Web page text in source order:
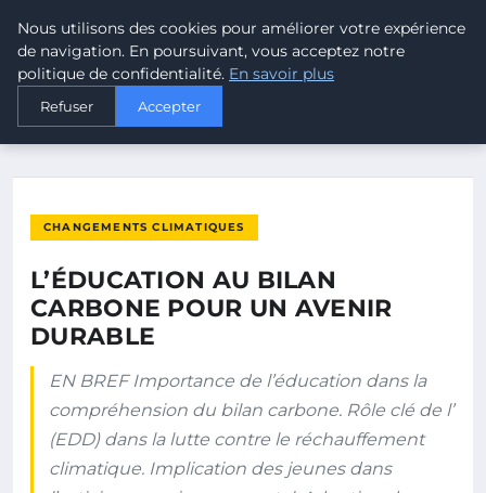
MALTA CLIMATE
ACCUEIL
L’ÉDUCATION AU BILAN CARBONE POUR UN AVENIR DURABLE
CHANGEMENTS CLIMATIQUES
L’ÉDUCATION AU BILAN
CARBONE POUR UN AVENIR
DURABLE
EN BREF Importance de l’éducation dans la
compréhension du bilan carbone. Rôle clé de l’
(EDD) dans la lutte contre le réchauffement
climatique. Implication des jeunes dans
Nous utilisons des cookies pour améliorer votre expérience
de navigation. En poursuivant, vous acceptez notre
politique de confidentialité. En savoir plus
Refuser Accepter